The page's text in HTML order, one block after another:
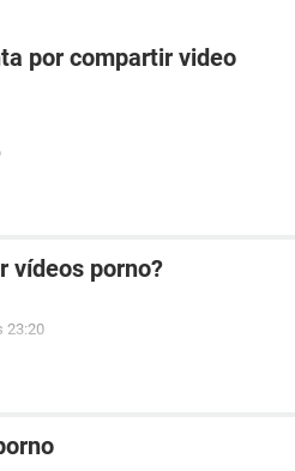
por compartir video
vídeos porno?
23:20